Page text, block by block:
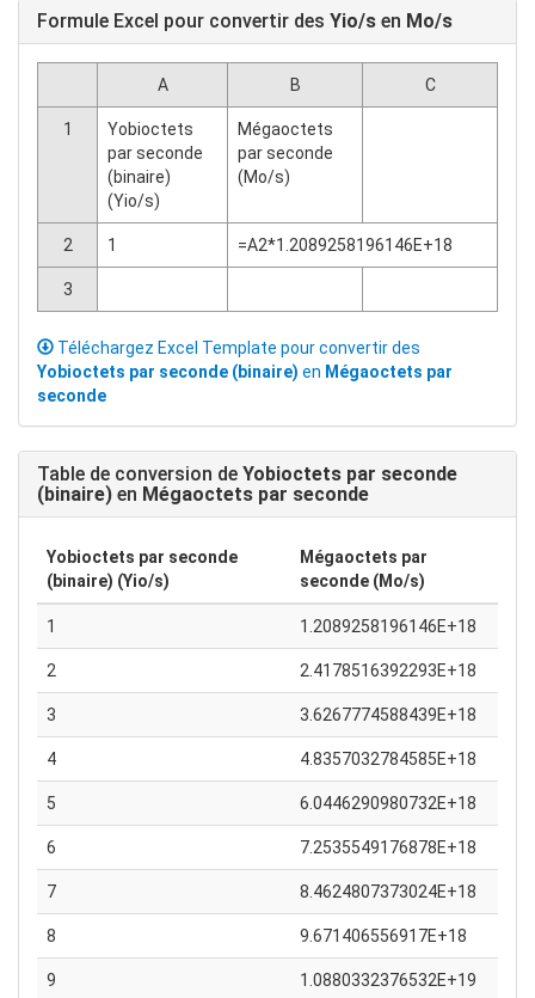
Formule Excel pour convertir des Yio/s en Mo/s
A B C
1
Yobioctets
par seconde
(binaire)
(Yio/s)
Mégaoctets
par seconde
(Mo/s)
2 1 =A2*1.2089258196146E+18
3
Téléchargez Excel Template pour convertir des
Yobioctets par seconde (binaire) en Mégaoctets par
seconde
Table de conversion de Yobioctets par seconde
(binaire) en Mégaoctets par seconde
Yobioctets par seconde
(binaire) (Yio/s)
Mégaoctets par
seconde (Mo/s)
1 1.2089258196146E+18
2 2.4178516392293E+18
3 3.6267774588439E+18
4 4.8357032784585E+18
5 6.0446290980732E+18
6 7.2535549176878E+18
7 8.4624807373024E+18
8 9.671406556917E+18
9 1.0880332376532E+19